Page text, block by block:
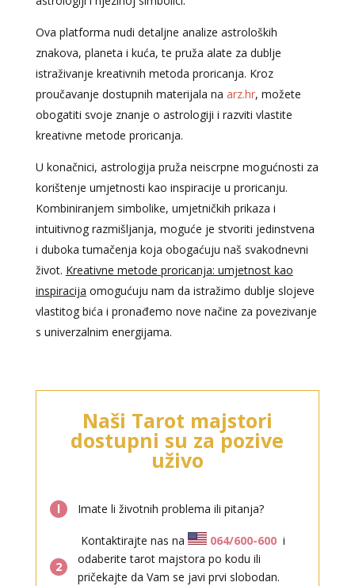
Ova platforma nudi detaljne analize astroloških
znakova, planeta i kuća, te pruža alate za dublje
istraživanje kreativnih metoda proricanja. Kroz
proučavanje dostupnih materijala na arz.hr, možete
obogatiti svoje znanje o astrologiji i razviti vlastite
kreativne metode proricanja.
U konačnici, astrologija pruža neiscrpne mogućnosti za
korištenje umjetnosti kao inspiracije u proricanju.
Kombiniranjem simbolike, umjetničkih prikaza i
intuitivnog razmišljanja, moguće je stvoriti jedinstvena
i duboka tumačenja koja obogaćuju naš svakodnevni
život. Kreativne metode proricanja: umjetnost kao
inspiracija omogućuju nam da istražimo dublje slojeve
vlastitog bića i pronađemo nove načine za povezivanje
s univerzalnim energijama.
Naši Tarot majstori
dostupni su za pozive
uživo
l Imate li životnih problema ili pitanja?
2
Kontaktirajte nas na 064/600-600 i
odaberite tarot majstora po kodu ili
pričekajte da Vam se javi prvi slobodan.